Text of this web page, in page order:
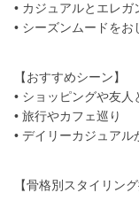
• カジュアルとエレ
• シーズンムードを
【おすすめシーン】
• ショッピングや友人
• 旅行やカフェ巡り
• デイリーカジュア
【骨格別スタイリング